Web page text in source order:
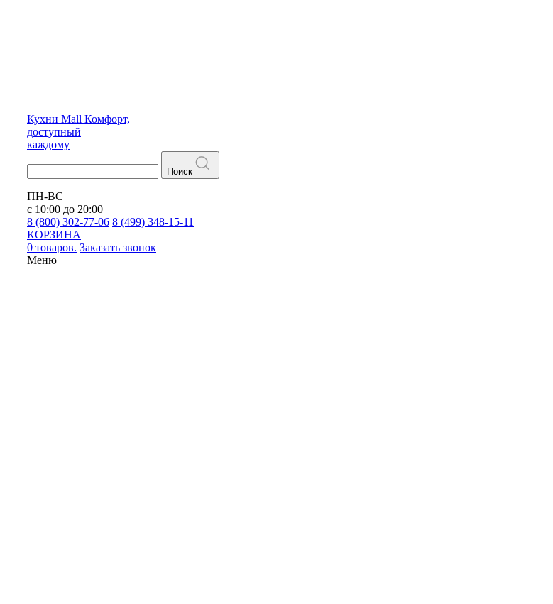
Кухни Mall Комфорт,
доступный
каждому
Поиск
ПН-ВС
с 10:00 до 20:00
8 (800) 302-77-06 8 (499) 348-15-11
КОРЗИНА
0 товаров. Заказать звонок
Меню